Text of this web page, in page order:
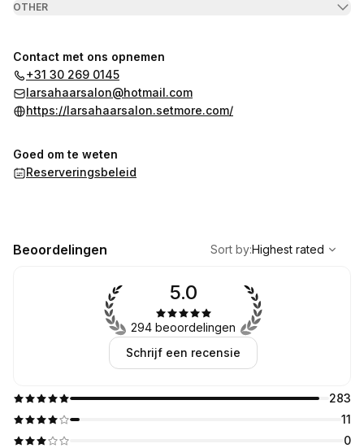
OTHER
Contact met ons opnemen
+31 30 269 0145
larsahaarsalon@hotmail.com
https://larsahaarsalon.setmore.com/
Goed om te weten
Reserveringsbeleid
Beoordelingen
Highest rated
Sort by:Highest rated
283
11
0
5.0
294 beoordelingen
Schrijf een recensie